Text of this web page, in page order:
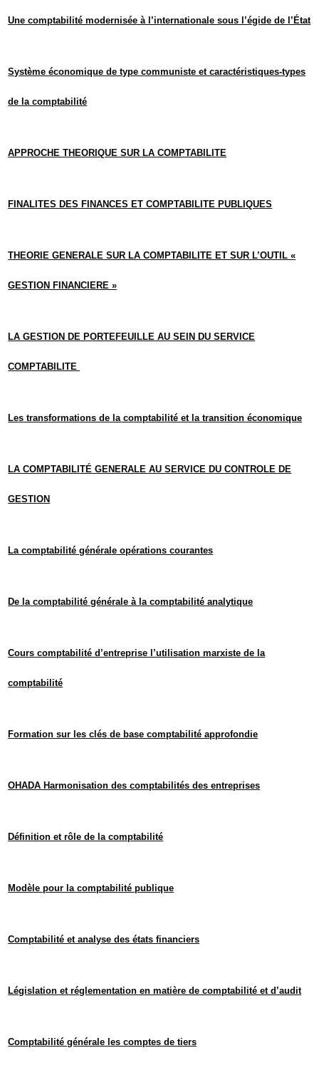
Une comptabilité modernisée à l’internationale sous l’égide de l’État
Système économique de type communiste et caractéristiques-types
de la comptabilité
APPROCHE THEORIQUE SUR LA COMPTABILITE
FINALITES DES FINANCES ET COMPTABILITE PUBLIQUES
THEORIE GENERALE SUR LA COMPTABILITE ET SUR L’OUTIL «
GESTION FINANCIERE »
LA GESTION DE PORTEFEUILLE AU SEIN DU SERVICE
COMPTABILITE
Les transformations de la comptabilité et la transition économique
LA COMPTABILITÉ GENERALE AU SERVICE DU CONTROLE DE
GESTION
La comptabilité générale opérations courantes
De la comptabilité générale à la comptabilité analytique
Cours comptabilité d’entreprise l’utilisation marxiste de la
comptabilité
Formation sur les clés de base comptabilité approfondie
OHADA Harmonisation des comptabilités des entreprises
Définition et rôle de la comptabilité
Modèle pour la comptabilité publique
Comptabilité et analyse des états financiers
Législation et réglementation en matière de comptabilité et d’audit
Comptabilité générale les comptes de tiers